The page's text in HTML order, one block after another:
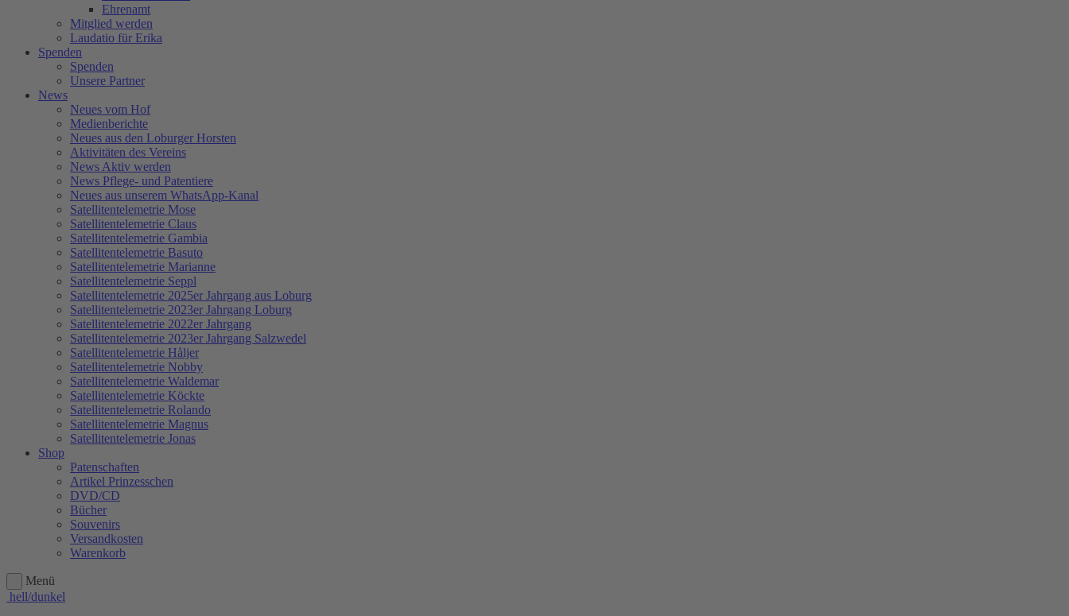
Ehrenamt
Mitglied werden
Laudatio für Erika
Spenden
Spenden
Unsere Partner
News
Neues vom Hof
Medienberichte
Neues aus den Loburger Horsten
Aktivitäten des Vereins
News Aktiv werden
News Pflege- und Patentiere
Neues aus unserem WhatsApp-Kanal
Satellitentelemetrie Mose
Satellitentelemetrie Claus
Satellitentelemetrie Gambia
Satellitentelemetrie Basuto
Satellitentelemetrie Marianne
Satellitentelemetrie Seppl
Satellitentelemetrie 2025er Jahrgang aus Loburg
Satellitentelemetrie 2023er Jahrgang Loburg
Satellitentelemetrie 2022er Jahrgang
Satellitentelemetrie 2023er Jahrgang Salzwedel
Satellitentelemetrie Håljer
Satellitentelemetrie Nobby
Satellitentelemetrie Waldemar
Satellitentelemetrie Köckte
Satellitentelemetrie Rolando
Satellitentelemetrie Magnus
Satellitentelemetrie Jonas
Shop
Patenschaften
Artikel Prinzesschen
DVD/CD
Bücher
Souvenirs
Versandkosten
Warenkorb
Menü
hell/dunkel